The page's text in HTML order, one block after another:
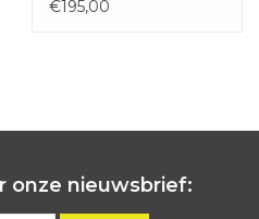
€195,00
onze nieuwsbrief: